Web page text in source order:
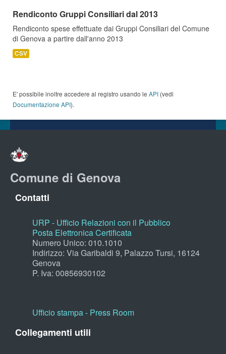
Rendiconto Gruppi Consiliari dal 2013
Rendiconto spese effettuate dai Gruppi Consiliari del Comune
di Genova a partire dall'anno 2013
CSV
E' possibile inoltre accedere al registro usando le API (vedi
Documentazione API).
Comune di Genova
Contatti
URP - Ufficio Relazioni con il Pubblico
Posta Elettronica Certificata
Numero Unico: 010.1010
Indirizzo: Via Garibaldi 9, Palazzo Tursi, 16124
Genova
P. Iva: 00856930102
Ufficio stampa - Press Room
Collegamenti utili